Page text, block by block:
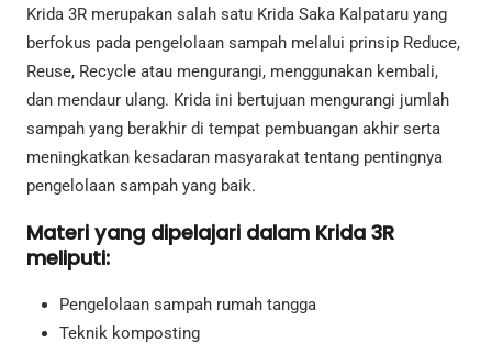
Krida 3R merupakan salah satu Krida Saka Kalpataru yang
berfokus pada pengelolaan sampah melalui prinsip Reduce,
Reuse, Recycle atau mengurangi, menggunakan kembali,
dan mendaur ulang. Krida ini bertujuan mengurangi jumlah
sampah yang berakhir di tempat pembuangan akhir serta
meningkatkan kesadaran masyarakat tentang pentingnya
pengelolaan sampah yang baik.
Materi yang dipelajari dalam Krida 3R
meliputi:
Pengelolaan sampah rumah tangga
Teknik komposting